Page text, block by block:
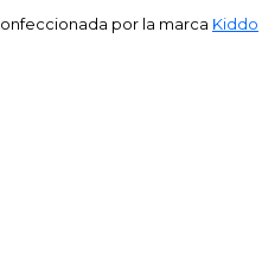
por la marca Kiddo